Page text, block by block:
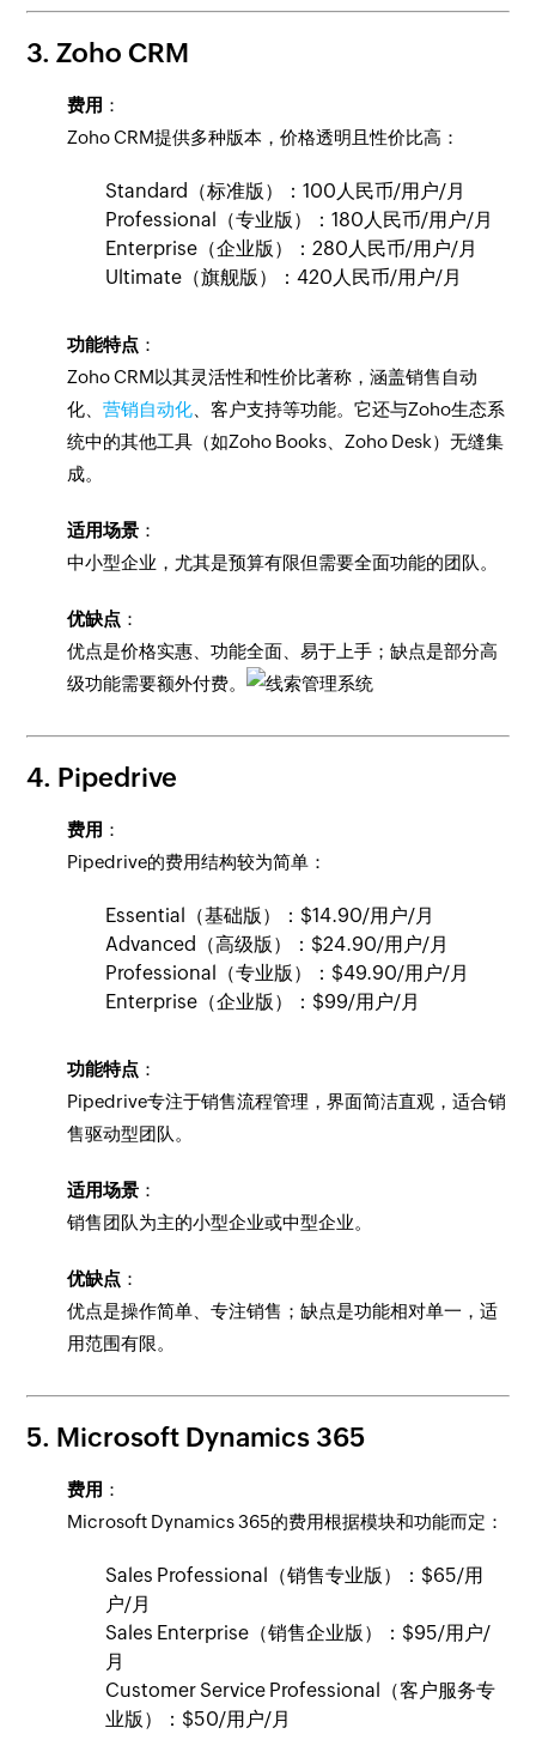
3. Zoho CRM
费用 ：
Zoho CRM提供多种版本，价格透明且性价比高：
Standard（标准版）：100人民币/用户/月
Professional（专业版）：180人民币/用户/月
Enterprise（企业版）：280人民币/用户/月
Ultimate（旗舰版）：420人民币/用户/月
功能特点 ：
Zoho CRM以其灵活性和性价比著称，涵盖销售自动
化、营销自动化 、客户支持等功能。它还与Zoho生态系
统中的其他工具（如Zoho Books、Zoho Desk）无缝集
成。
适用场景 ：
中小型企业，尤其是预算有限但需要全面功能的团队。
优缺点 ：
优点是价格实惠、功能全面、易于上手；缺点是部分高
级功能需要额外付费。
4. Pipedrive
费用 ：
Pipedrive的费用结构较为简单：
Essential（基础版）：$14.90/用户/月
Advanced（高级版）：$24.90/用户/月
Professional（专业版）：$49.90/用户/月
Enterprise（企业版）：$99/用户/月
功能特点 ：
Pipedrive专注于销售流程管理，界面简洁直观，适合销
售驱动型团队。
适用场景 ：
销售团队为主的小型企业或中型企业。
优缺点 ：
优点是操作简单、专注销售；缺点是功能相对单一，适
用范围有限。
5. Microsoft Dynamics 365
费用 ：
Microsoft Dynamics 365的费用根据模块和功能而定：
Sales Professional（销售专业版）：$65/用
户/月
Sales Enterprise（销售企业版）：$95/用户/
月
Customer Service Professional（客户服务专
业版）：$50/用户/月